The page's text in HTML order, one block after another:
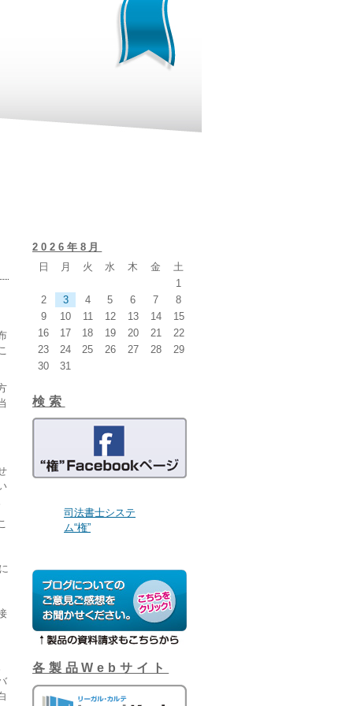
2026年8月
日
月 火 水 木 金
土
1
2
3 4 5 6 7
8
9
10 11 12 13 14
15
16
17 18 19 20 21
22
23
24 25 26 27 28
29
30
31
検索
司法書士システ
ム“権”
各製品Webサイト